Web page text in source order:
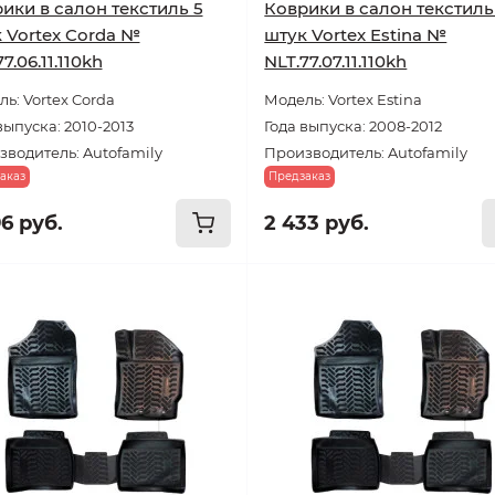
в салон текстиль 5
Vortex Corda №
Vortex Corda
2010-2013
Autofamily
руб.
Коврики в салон
штук Vortex Estina №
NLT.77.07.11.110kh
Модель: Vortex Estina
Года выпуска: 2008-2012
Производитель: Autofamily
Предзаказ
2 433 руб.